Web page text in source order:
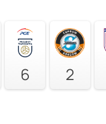
6 2